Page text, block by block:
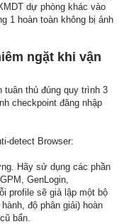
dự phòng khác vào
1 hoàn toàn không bị ảnh
ngặt khi vận
tuân thủ đúng quy trình 3
checkpoint đăng nhập
detect Browser:
Hãy sử dụng các phần
GenLogin,
profile sẽ giả lập một bộ
độ phân giải) hoàn
bẩn.